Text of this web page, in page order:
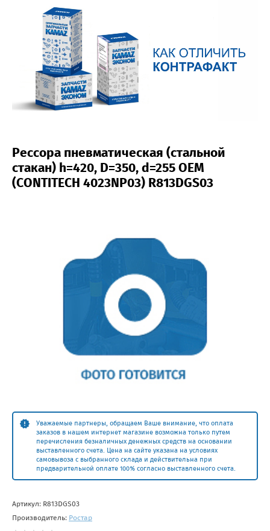
Рессора пневматическая (стальной
стакан) h=420, D=350, d=255 OEM
(CONTITECH 4023NP03) R813DGS03
Уважаемые партнеры, обращаем Ваше внимание, что оплата
заказов в нашем интернет магазине возможна только путем
перечисления безналичных денежных средств на основании
выставленного счета. Цена на сайте указана на условиях
самовывоза с выбранного склада и действительна при
предварительной оплате 100% согласно выставленного счета.
Артикул: R813DGS03
Производитель: Ростар